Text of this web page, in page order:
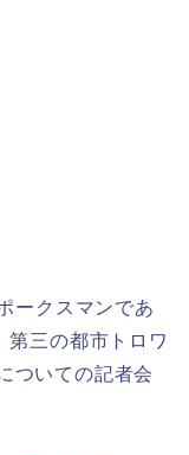
ークスマンであ
第三の都市トロワ
ついての記者会